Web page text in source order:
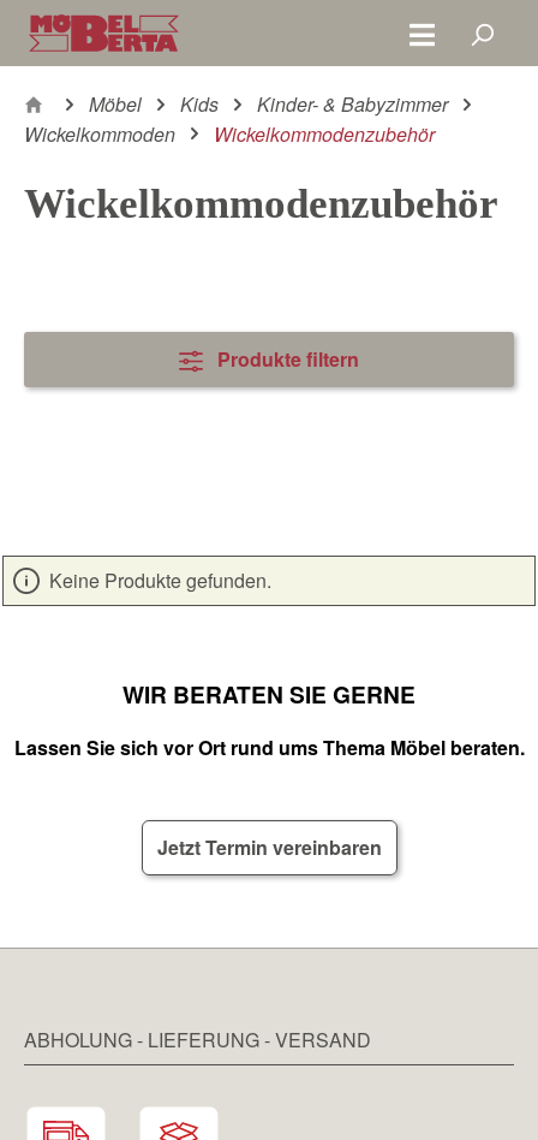
Zum Hauptinhalt springen
Möbel Kids
Kinder- & Babyzimmer
Wickelkommoden
Wickelkommodenzubehör
Wickelkommodenzubehör
Produkte filtern
Keine Produkte gefunden.
WIR BERATEN SIE GERNE
Lassen Sie sich vor Ort rund ums Thema Möbel beraten.
Jetzt Termin vereinbaren
ABHOLUNG - LIEFERUNG - VERSAND